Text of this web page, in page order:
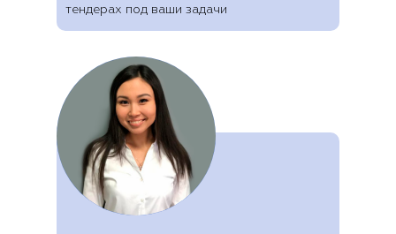
тендерах под ваши задачи